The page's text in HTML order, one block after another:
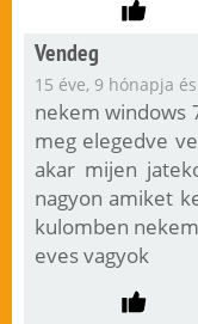
Vendeg
15 éve, 9 hónapja
nekem windows
meg elegedve
akar mijen
nagyon amiket
kulomben
eves vagyok